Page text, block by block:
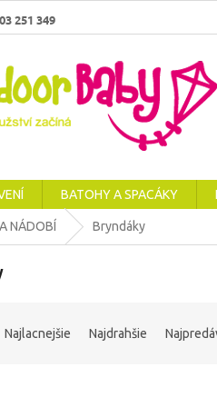
251 349
BATOHY A SPACÁKY
NÁDOBÍ Bryndáky
Najlacnejšie Najdrahšie